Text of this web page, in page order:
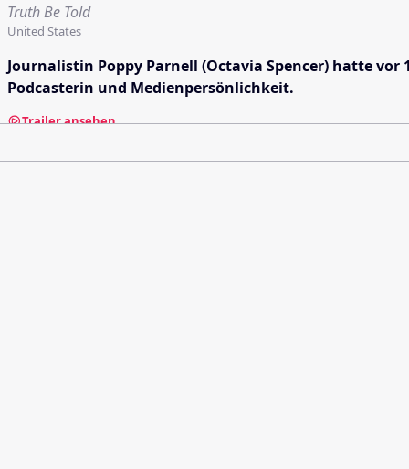
Truth Be Told
United States
Journalistin Poppy Parnell (Octavia Spencer) hatte
Podcasterin und Medienpersönlichkeit.
Trailer ansehen